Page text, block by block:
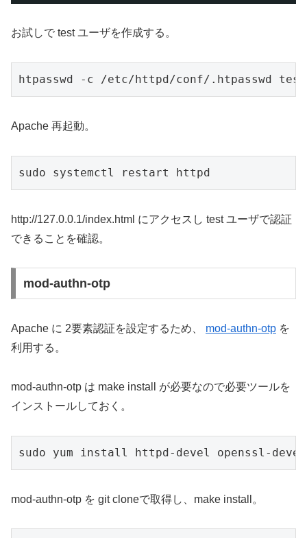
お試しで test ユーザを作成する。
htpasswd -c /etc/httpd/conf/.htpasswd test
Apache 再起動。
sudo systemctl restart httpd
http://127.0.0.1/index.html にアクセスし test ユーザで認証
できることを確認。
mod-authn-otp
Apache に 2要素認証を設定するため、 mod-authn-otp を
利用する。
mod-authn-otp は make install が必要なので必要ツールを
インストールしておく。
sudo yum install httpd-devel openssl-devel
mod-authn-otp を git cloneで取得し、make install。